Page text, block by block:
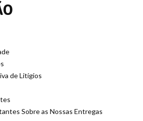
de Litígios
Sobre as Nossas Entregas